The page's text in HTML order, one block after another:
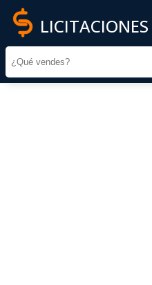
LICITACIONES